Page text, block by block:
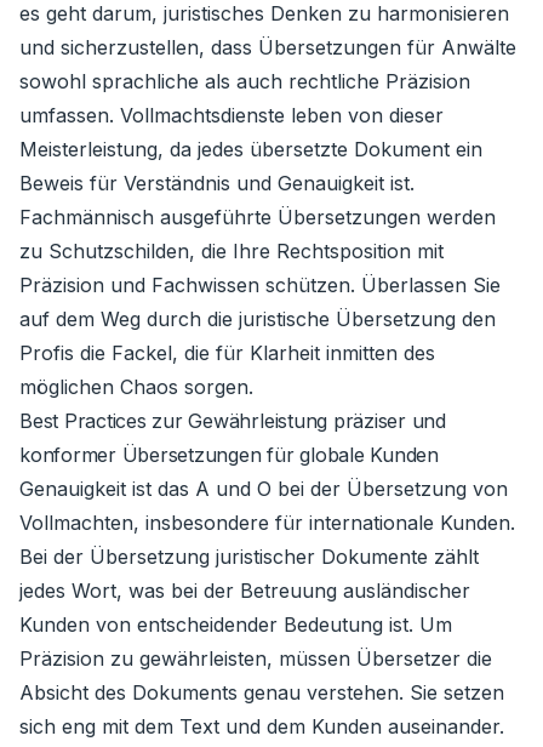
es geht darum, juristisches Denken zu harmonisieren
und sicherzustellen, dass Übersetzungen für Anwälte
sowohl sprachliche als auch rechtliche Präzision
umfassen. Vollmachtsdienste leben von dieser
Meisterleistung, da jedes übersetzte Dokument ein
Beweis für Verständnis und Genauigkeit ist.
Fachmännisch ausgeführte Übersetzungen werden
zu Schutzschilden, die Ihre Rechtsposition mit
Präzision und Fachwissen schützen. Überlassen Sie
auf dem Weg durch die juristische Übersetzung den
Profis die Fackel, die für Klarheit inmitten des
möglichen Chaos sorgen.
Best Practices zur Gewährleistung präziser und
konformer Übersetzungen für globale Kunden
Genauigkeit ist das A und O bei der Übersetzung von
Vollmachten, insbesondere für internationale Kunden.
Bei der Übersetzung juristischer Dokumente zählt
jedes Wort, was bei der Betreuung ausländischer
Kunden von entscheidender Bedeutung ist. Um
Präzision zu gewährleisten, müssen Übersetzer die
Absicht des Dokuments genau verstehen. Sie setzen
sich eng mit dem Text und dem Kunden auseinander.